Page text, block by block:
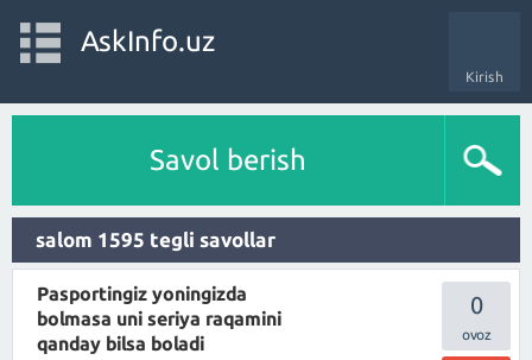
Kirish
AskInfo.uz
Savol berish
salom 1595 tegli savollar
0
Pasportingiz yoningizda
bolmasa uni seriya raqamini
qanday bilsa boladi